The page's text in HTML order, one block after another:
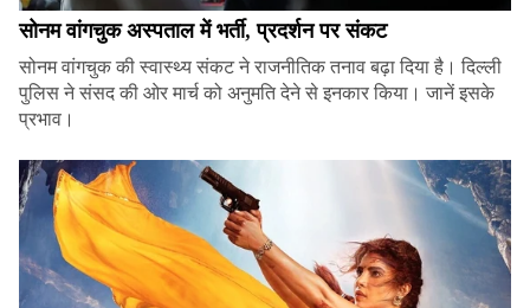
सोनम वांगचुक अस्पताल में भर्ती, प्रदर्शन पर संकट
सोनम वांगचुक की स्वास्थ्य संकट ने राजनीतिक तनाव बढ़ा दिया है। दिल्ली
पुलिस ने संसद की ओर मार्च को अनुमति देने से इनकार किया। जानें इसके
प्रभाव।